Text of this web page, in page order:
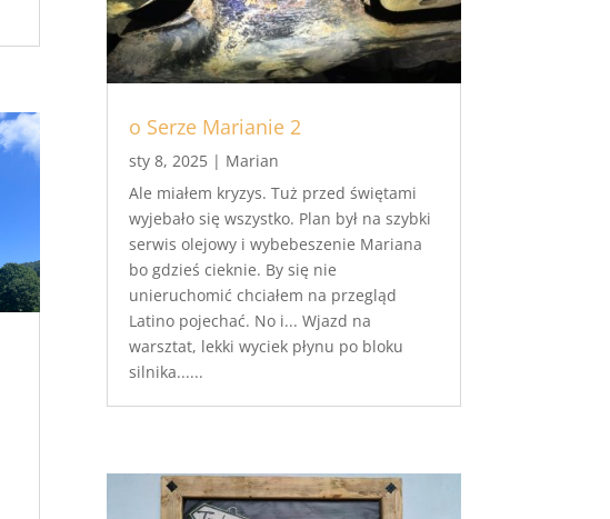
o Serze Marianie 2
sty 8, 2025| Marian
Ale miałem kryzys. Tuż przed świętami
wyjebało się wszystko. Plan był na szybki
serwis olejowy i wybebeszenie Mariana
bo gdzieś cieknie. By się nie
unieruchomić chciałem na przegląd
Latino pojechać. No i... Wjazd na
warsztat, lekki wyciek płynu po bloku
silnika......